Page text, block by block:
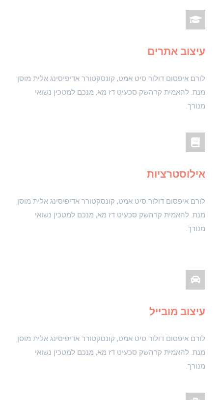
עיצוב אתרים
לורם איפסום דולור סיט אמט, קונסקטורר אדיפיסינג אלית מוסן
מנת. להאמית קרהשק סכעיט דז מא, מנכם למטכין נשואי
מנורך.
אילוסטרציות
לורם איפסום דולור סיט אמט, קונסקטורר אדיפיסינג אלית מוסן
מנת. להאמית קרהשק סכעיט דז מא, מנכם למטכין נשואי
מנורך.
עיצוב מובייל
לורם איפסום דולור סיט אמט, קונסקטורר אדיפיסינג אלית מוסן
מנת. להאמית קרהשק סכעיט דז מא, מנכם למטכין נשואי
מנורך.